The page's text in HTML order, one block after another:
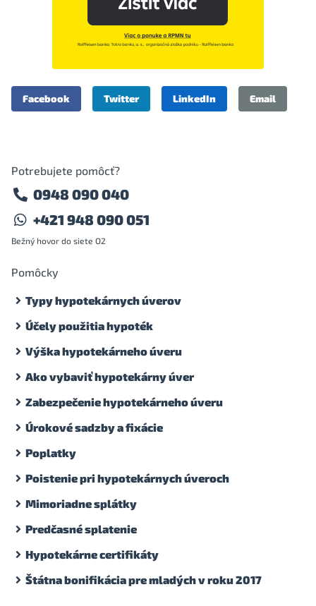
Facebook Twitter LinkedIn Email
Potrebujete pomôcť?
0948 090 040
+421 948 090 051
Bežný hovor do siete O2
Pomôcky
Typy hypotekárnych úverov
Účely použitia hypoték
Výška hypotekárneho úveru
Ako vybaviť hypotekárny úver
Zabezpečenie hypotekárneho úveru
Úrokové sadzby a fixácie
Poplatky
Poistenie pri hypotekárnych úveroch
Mimoriadne splátky
Predčasné splatenie
Hypotekárne certifikáty
Štátna bonifikácia pre mladých v roku 2017